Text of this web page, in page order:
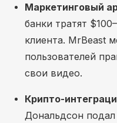
Маркетинговый
банки тратят
клиента. MrBeast
пользователей
свои видео.
Крипто-
Дональдсон подал